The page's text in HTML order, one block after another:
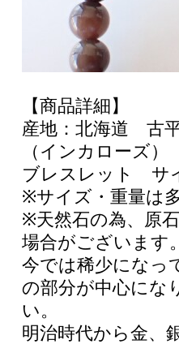
【商品詳細】
産地：北海道 古
（インカローズ
ブレスレット サ
※サイズ・重量は
※天然石の為、原
場合がございます
今では稀少になっ
の部分が中心にな
い。
明治時代から金、